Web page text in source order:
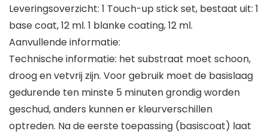
Leveringsoverzicht: 1 Touch-up stick set, bestaat uit: 1
base coat, 12 ml. 1 blanke coating, 12 ml.
Aanvullende informatie:
Technische informatie: het substraat moet schoon,
droog en vetvrij zijn. Voor gebruik moet de basislaag
gedurende ten minste 5 minuten grondig worden
geschud, anders kunnen er kleurverschillen
optreden. Na de eerste toepassing (basiscoat) laat